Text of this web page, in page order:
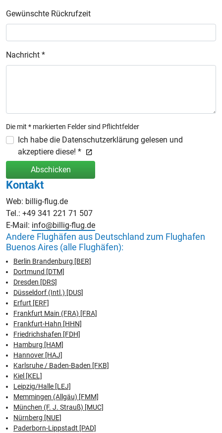
Gewünschte Rückrufzeit
Nachricht *
Die mit * markierten Felder sind Pflichtfelder
Ich habe die Datenschutzerklärung gelesen und
akzeptiere diese! *
Abschicken
Kontakt
Web: billig-flug.de
Tel.: +49 341 221 71 507
E-Mail: info@billig-flug.de
Andere Flughäfen aus Deutschland zum Flughafen
Buenos Aires (alle Flughäfen):
Berlin Brandenburg [BER]
Dortmund [DTM]
Dresden [DRS]
Düsseldorf (Intl.) [DUS]
Erfurt [ERF]
Frankfurt Main (FRA) [FRA]
Frankfurt-Hahn [HHN]
Friedrichshafen [FDH]
Hamburg [HAM]
Hannover [HAJ]
Karlsruhe / Baden-Baden [FKB]
Kiel [KEL]
Leipzig/Halle [LEJ]
Memmingen (Allgäu) [FMM]
München (F. J. Strauß) [MUC]
Nürnberg [NUE]
Paderborn-Lippstadt [PAD]